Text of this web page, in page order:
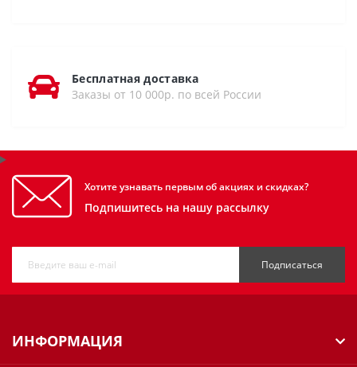
Бесплатная доставка
Заказы от 10 000р. по всей России
Хотите узнавать первым об акциях и скидках?
Подпишитесь на нашу рассылку
Подписаться
ИНФОРМАЦИЯ